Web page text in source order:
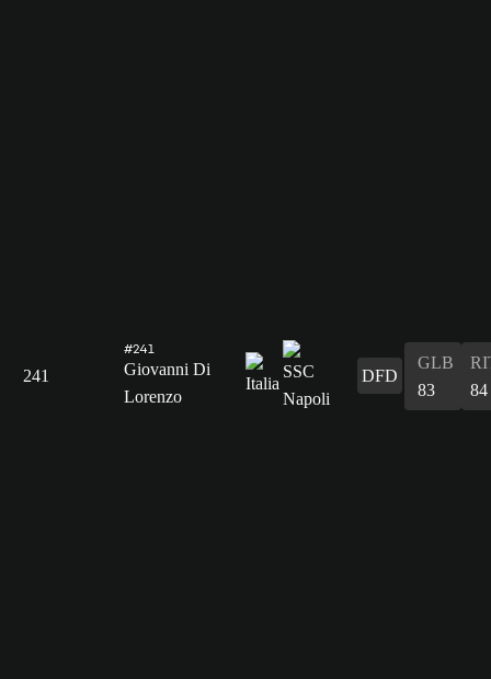
241
#241
Giovanni Di
Lorenzo
DFD
GLB
83
84